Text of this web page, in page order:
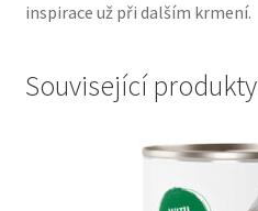
inspirace už při dalším krmení.
Související produkty